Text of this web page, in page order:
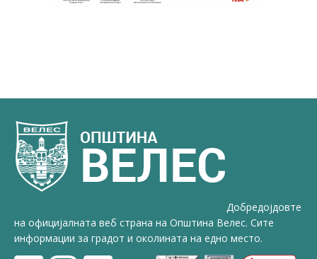
Добредојдовте
на официјалната веб страна на Општина Велес. Сите
информации за градот и околината на едно место.